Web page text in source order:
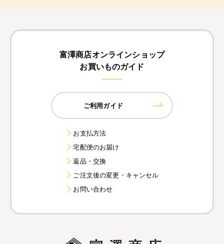
富澤商店オンラインショップ
お買いものガイド
ご利用ガイド
お支払方法
宅配便のお届け
返品・交換
ご注文後の変更・キャンセル
お問い合わせ